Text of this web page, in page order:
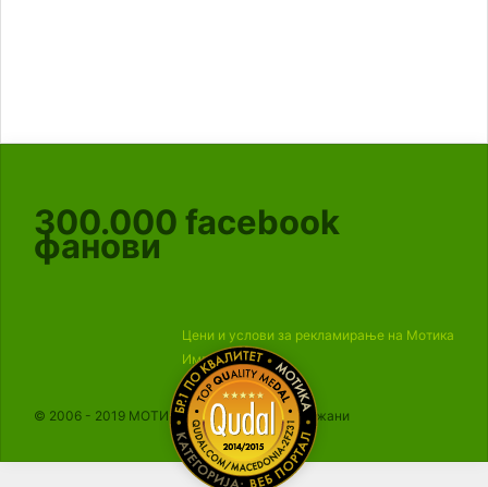
300.000 facebook
фанови
Цени и услови за рекламирање на Мотика
Импресум
© 2006 - 2019 МОТИКА, Сите права се задржани